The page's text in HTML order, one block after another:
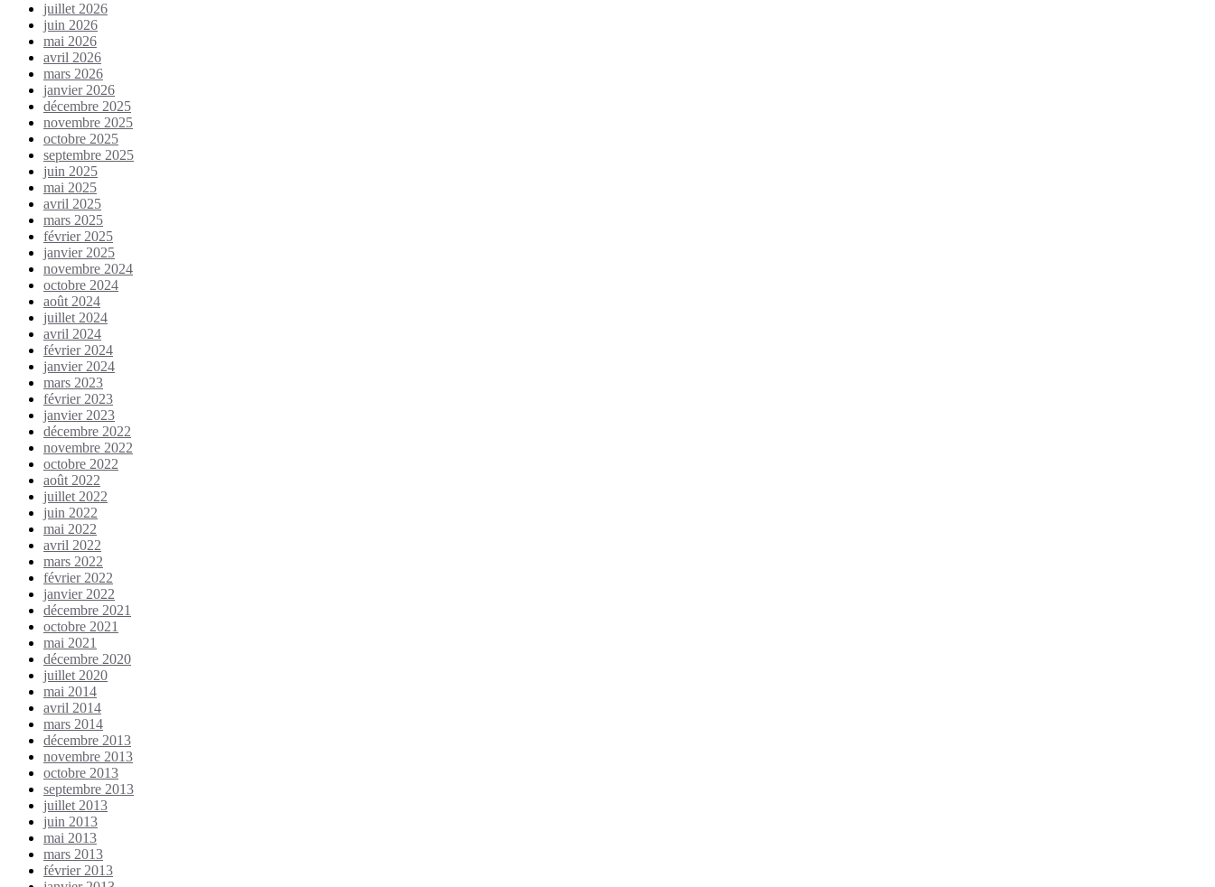
juillet 2026
juin 2026
mai 2026
avril 2026
mars 2026
janvier 2026
décembre 2025
novembre 2025
octobre 2025
septembre 2025
juin 2025
mai 2025
avril 2025
mars 2025
février 2025
janvier 2025
novembre 2024
octobre 2024
août 2024
juillet 2024
avril 2024
février 2024
janvier 2024
mars 2023
février 2023
janvier 2023
décembre 2022
novembre 2022
octobre 2022
août 2022
juillet 2022
juin 2022
mai 2022
avril 2022
mars 2022
février 2022
janvier 2022
décembre 2021
octobre 2021
mai 2021
décembre 2020
juillet 2020
mai 2014
avril 2014
mars 2014
décembre 2013
novembre 2013
octobre 2013
septembre 2013
juillet 2013
juin 2013
mai 2013
mars 2013
février 2013